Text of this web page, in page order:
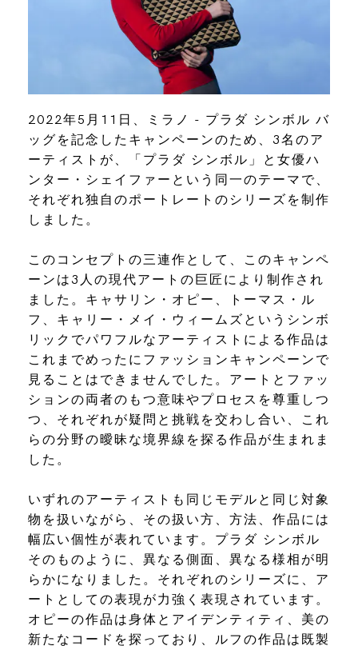
2022年5月11日、ミラノ - プラダ シンボル バ
ッグを記念したキャンペーンのため、3名のア
ーティストが、「プラダ シンボル」と女優ハ
ンター・シェイファーという同一のテーマで、
それぞれ独自のポートレートのシリーズを制作
しました。
このコンセプトの三連作として、このキャンペ
ーンは3人の現代アートの巨匠により制作され
ました。キャサリン・オピー、トーマス・ル
フ、キャリー・メイ・ウィームズというシンボ
リックでパワフルなアーティストによる作品は
これまでめったにファッションキャンペーンで
見ることはできませんでした。アートとファッ
ションの両者のもつ意味やプロセスを尊重しつ
つ、それぞれが疑問と挑戦を交わし合い、これ
らの分野の曖昧な境界線を探る作品が生まれま
した。
いずれのアーティストも同じモデルと同じ対象
物を扱いながら、その扱い方、方法、作品には
幅広い個性が表れています。プラダ シンボル
そのものように、異なる側面、異なる様相が明
らかになりました。それぞれのシリーズに、ア
ートとしての表現が力強く表現されています。
オピーの作品は身体とアイデンティティ、美の
新たなコードを探っており、ルフの作品は既製